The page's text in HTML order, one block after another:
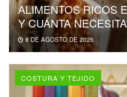
ALIMENTOS RICOS
Y CUÁNTA
8 DE AGOSTO DE 2026
COSTURA Y TEJIDO